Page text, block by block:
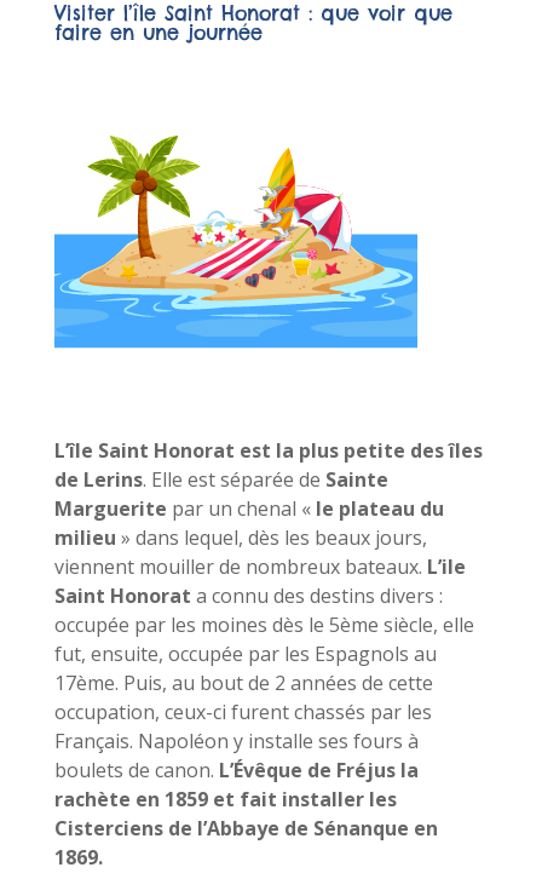
Visiter l’île Saint Honorat : que voir que
faire en une journée
L’île Saint Honorat est la plus petite des îles
de Lerins. Elle est séparée de Sainte
Marguerite par un chenal « le plateau du
milieu » dans lequel, dès les beaux jours,
viennent mouiller de nombreux bateaux. L’ile
Saint Honorat a connu des destins divers :
occupée par les moines dès le 5ème siècle, elle
fut, ensuite, occupée par les Espagnols au
17ème. Puis, au bout de 2 années de cette
occupation, ceux-ci furent chassés par les
Français. Napoléon y installe ses fours à
boulets de canon. L’Évêque de Fréjus la
rachète en 1859 et fait installer les
Cisterciens de l’Abbaye de Sénanque en
1869.